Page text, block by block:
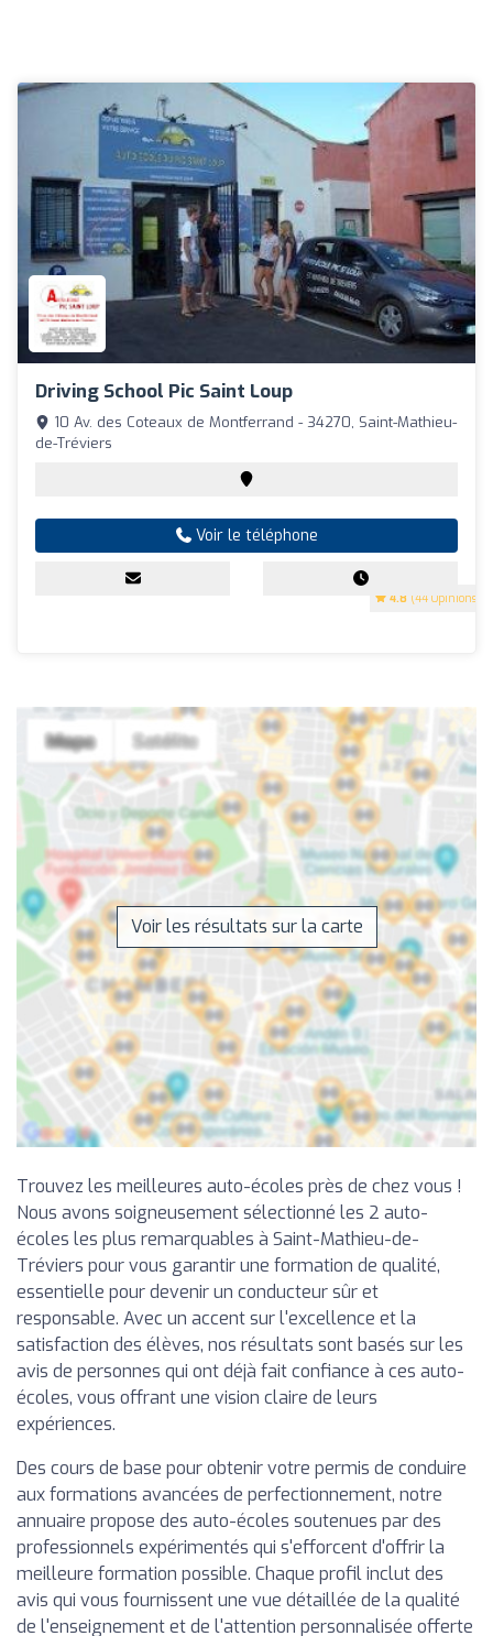
Driving School Pic Saint Loup
4.8 (44 Opinions)
10 Av. des Coteaux de Montferrand - 34270, Saint-Mathieu-
de-Tréviers
Voir le téléphone
Voir les résultats sur la carte
Trouvez les meilleures auto-écoles près de chez vous !
Nous avons soigneusement sélectionné les 2 auto-
écoles les plus remarquables à Saint-Mathieu-de-
Tréviers pour vous garantir une formation de qualité,
essentielle pour devenir un conducteur sûr et
responsable. Avec un accent sur l'excellence et la
satisfaction des élèves, nos résultats sont basés sur les
avis de personnes qui ont déjà fait confiance à ces auto-
écoles, vous offrant une vision claire de leurs
expériences.
Des cours de base pour obtenir votre permis de conduire
aux formations avancées de perfectionnement, notre
annuaire propose des auto-écoles soutenues par des
professionnels expérimentés qui s'efforcent d'offrir la
meilleure formation possible. Chaque profil inclut des
avis qui vous fournissent une vue détaillée de la qualité
de l'enseignement et de l'attention personnalisée offerte